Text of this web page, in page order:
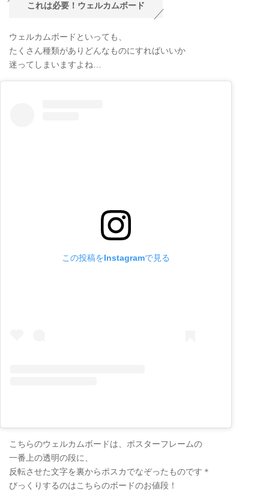
これは必要！ウェルカムボード
ウェルカムボードといっても、
たくさん種類がありどんなものにすればいいか
迷ってしまいますよね…
この投稿をInstagramで見る
こちらのウェルカムボードは、ポスターフレームの
一番上の透明の段に、
反転させた文字を裏からポスカでなぞったものです＊
びっくりするのはこちらのボードのお値段！